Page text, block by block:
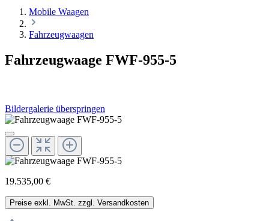
Mobile Waagen
Fahrzeugwaagen
Fahrzeugwaage FWF-955-5
Bildergalerie überspringen
19.535,00 €
Preise exkl. MwSt. zzgl. Versandkosten